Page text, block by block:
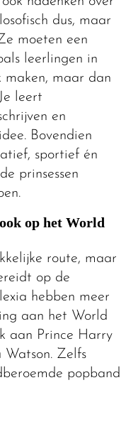
dus, maar
moeten een
leerlingen in
maken, maar dan
leert
en
Bovendien
sportief én
prinsessen
op het World
route, maar
op de
hebben meer
aan het World
aan Prince Harry
Zelfs
popband